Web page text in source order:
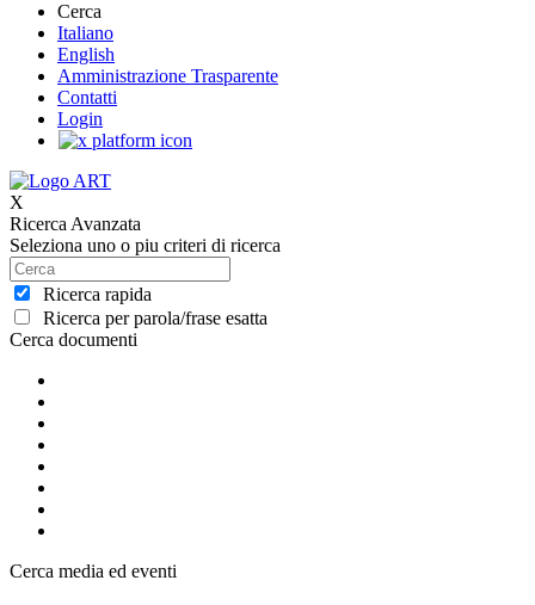
Cerca
Italiano
English
Amministrazione Trasparente
Contatti
Login
X
Ricerca Avanzata
Seleziona uno o piu criteri di ricerca
Ricerca rapida
Ricerca per parola/frase esatta
Cerca documenti
Cerca media ed eventi